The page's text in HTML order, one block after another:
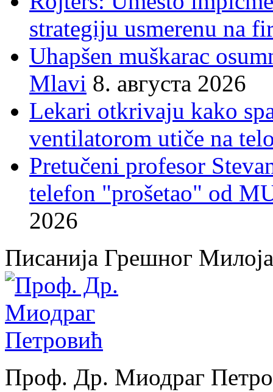
strategiju usmerenu na
Uhapšen muškarac
Mlavi 8. августа 2026
Lekari otkrivaju kako
ventilatorom utiče na
Pretučeni profesor
telefon "prošetao" od
2026
Писанија Грешног Милоја
Проф. Др. Миодраг